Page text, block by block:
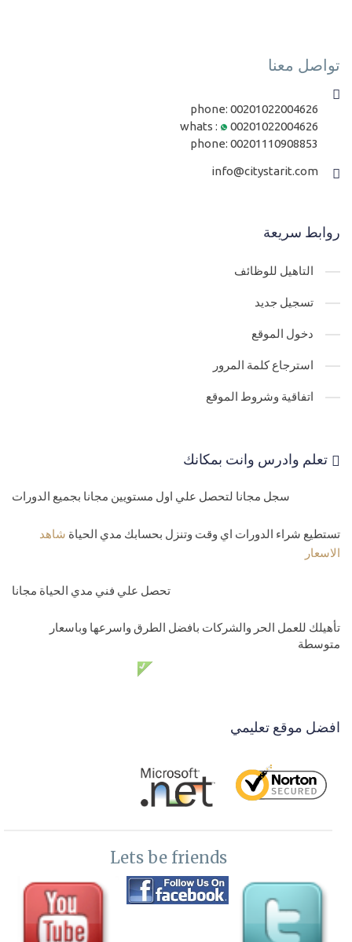
تواصل معنا
phone: 00201022004626
whats :
00201022004626
phone: 00201110908853
info@citystarit.com
روابط سريعة
التاهيل للوظائف
تسجيل جديد
دخول الموقع
استرجاع كلمة المرور
اتفاقية وشروط الموقع
تعلم وادرس وانت بمكانك
سجل مجانا لتحصل علي اول مستويين مجانا بجميع الدورات
تستطيع شراء الدورات اي وقت وتنزل بحسابك مدي الحياة شاهد
الاسعار
تحصل علي فني مدي الحياة مجانا
تأهيلك للعمل الحر والشركات بافضل الطرق واسرعها وباسعار
متوسطة
افضل موقع تعليمي
Lets be friends